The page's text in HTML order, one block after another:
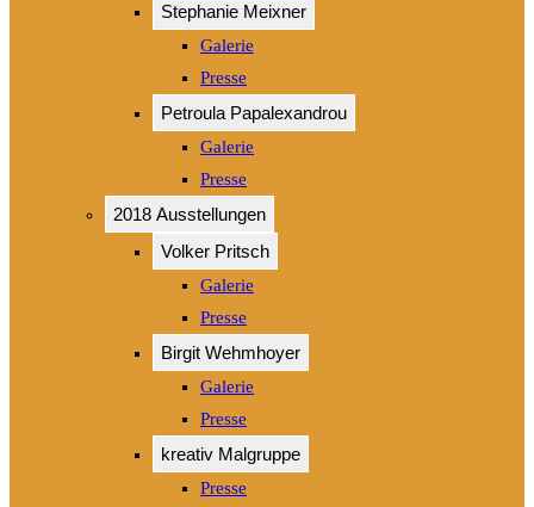
Stephanie Meixner
Galerie
Presse
Petroula Papalexandrou
Galerie
Presse
2018 Ausstellungen
Volker Pritsch
Galerie
Presse
Birgit Wehmhoyer
Galerie
Presse
kreativ Malgruppe
Presse